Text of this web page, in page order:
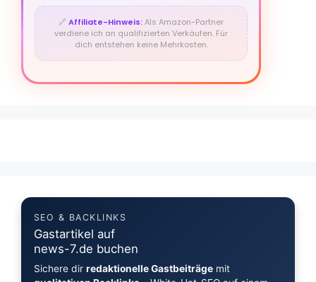
🔗Affiliate-Hinweis:Als Amazon-Partner
verdiene ich an qualifizierten Verkäufen. Für
dich entstehen keine Mehrkosten.
SEO & BACKLINKS
Gastartikel auf
news-7.de buchen
Sichere dir redaktionelle Gastbeiträgemit